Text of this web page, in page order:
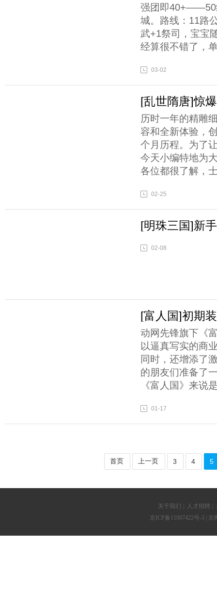
强团即40+——50
城。路线：11路
武+1祭司，宝宝
经算很不错了，
03-02
[乱世隋唐]惊
历时一年的精雕
容和全新体验，
个月历程。为了
今天小编特地为
各位都很了解，
02-25
[明珠三国]新
02-08
[富人国]初期
动网先锋旗下《
以逼真写实的商
同时，还增添了
的朋友们准备了
《富人国》来说
01-17
首页 上一页 3 4 5
关于我们 人才招聘
京ICP备11007422号-3 |